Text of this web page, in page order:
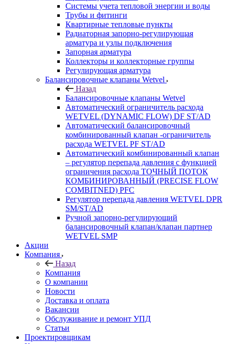
Системы учета тепловой энергии и воды
Трубы и фитинги
Квартирные тепловые пункты
Радиаторная запорно-регулирующая
арматура и узлы подключения
Запорная арматура
Коллекторы и коллекторные группы
Регулирующая арматура
Балансировочные клапаны Wetvel
Назад
Балансировочные клапаны Wetvel
Автоматический ограничитель расхода
WETVEL (DYNAMIC FLOW) DF ST/AD
Автоматический балансировочный
комбинированный клапан -ограничитель
расхода WETVEL PF ST/AD
Автоматический комбинированный клапан
– регулятор перепада давления с функцией
ограничения расхода ТОЧНЫЙ ПОТОК
КОМБИНИРОВАННЫЙ (PRECISE FLOW
COMBIТNED) PFC
Регулятор перепада давления WETVEL DPR
SM/ST/AD
Ручной запорно-регулирующий
балансировочный клапан/клапан партнер
WETVEL SMP
Акции
Компания
Назад
Компания
О компании
Новости
Доставка и оплата
Вакансии
Обслуживание и ремонт УПД
Статьи
Проектировщикам